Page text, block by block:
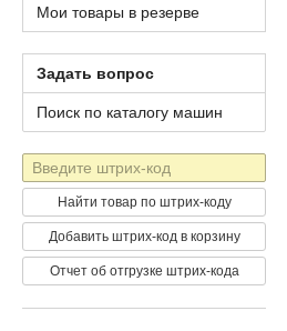
Мои товары в резерве
Задать вопрос
Поиск по каталогу машин
Штрих-
код
Найти товар по штрих-коду
Добавить штрих-код в корзину
Отчет об отгрузке штрих-кода